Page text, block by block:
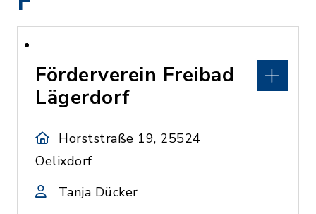
Förderverein Freibad
Lägerdorf
Horststraße 19, 25524
Oelixdorf
Tanja Dücker